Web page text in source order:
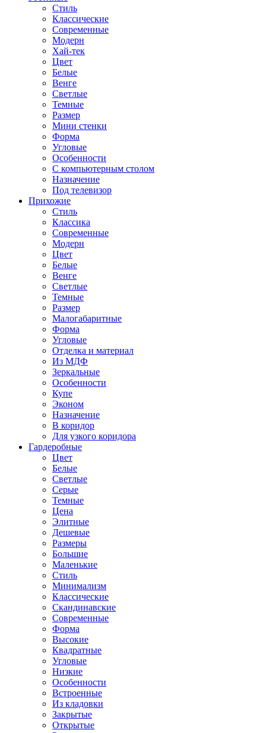
Стиль
Классические
Современные
Модерн
Хай-тек
Цвет
Белые
Венге
Светлые
Темные
Размер
Мини стенки
Форма
Угловые
Особенности
С компьютерным столом
Назначение
Под телевизор
Прихожие
Стиль
Классика
Современные
Модерн
Цвет
Белые
Венге
Светлые
Темные
Размер
Малогабаритные
Форма
Угловые
Отделка и материал
Из МДФ
Зеркальные
Особенности
Купе
Эконом
Назначение
В коридор
Для узкого коридора
Гардеробные
Цвет
Белые
Светлые
Серые
Темные
Цена
Элитные
Дешевые
Размеры
Большие
Маленькие
Стиль
Минимализм
Классические
Скандинавские
Современные
Форма
Высокие
Квадратные
Угловые
Низкие
Особенности
Встроенные
Из кладовки
Закрытые
Открытые